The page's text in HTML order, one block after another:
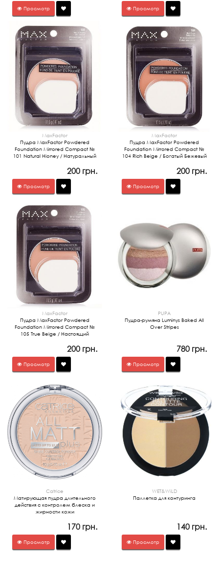
Просмотр Просмотр
MaxFactor
Пудра MaxFactor Powdered
Foundation Mirrored Compact №
101 Natural Hioney / Натуральный
200 грн.
Просмотр
MaxFactor
Пудра MaxFactor Powdered
Foundation Mirrored Compact №
104 Rich Beige / Богатый Бежевый
200 грн.
Просмотр
MaxFactor
Пудра MaxFactor Powdered
Foundation Mirrored Compact №
105 True Beige / Настоящий
200 грн.
Просмотр
PUPA
Пудра-румяна Luminys Baked All
Over Stripes
780 грн.
Просмотр
Catrice
Матирующая пудра длительного
действия с контролем блеска и
жирности кожи
170 грн.
Просмотр
WET&WiLD
Паллетка для контуринга
140 грн.
Просмотр